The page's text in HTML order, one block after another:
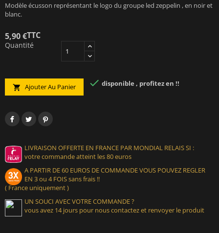
Modèle écusson représentant le logo du groupe led zeppelin , en noir et
blanc.
5,90 €TTC
Quantité
 Ajouter Au Panier  disponible , profitez en !!
LIVRAISON OFFERTE EN FRANCE PAR MONDIAL RELAIS SI :
votre commande atteint les 80 euros
A PARTIR DE 60 EUROS DE COMMANDE VOUS POUVEZ REGLER
EN 3 ou 4 FOIS sans frais !!
( France uniquement )
UN SOUCI AVEC VOTRE COMMANDE ?
vous avez 14 jours pour nous contactez et renvoyer le produit